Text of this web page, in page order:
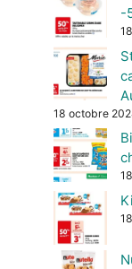
-
18 octobre